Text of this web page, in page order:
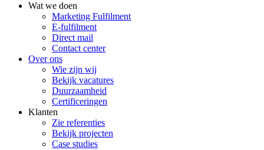
Wat we doen
Marketing Fulfilment
E-fulfilment
Direct mail
Contact center
Over ons
Wie zijn wij
Bekijk vacatures
Duurzaamheid
Certificeringen
Klanten
Zie referenties
Bekijk projecten
Case studies